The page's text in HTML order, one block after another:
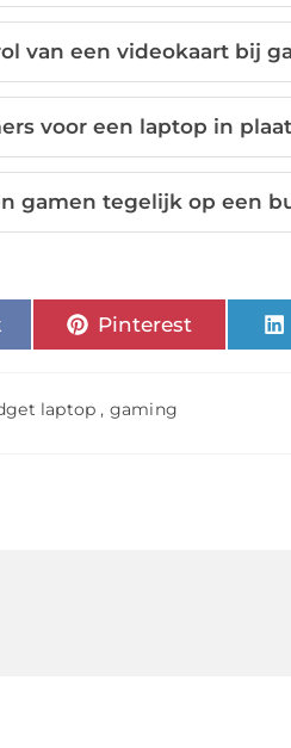
van een videokaart bij
voor een laptop in
gamen tegelijk op een
Pinterest
laptop , gaming